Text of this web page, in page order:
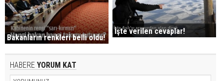
Bakanların renkleri belli oldu!
İşte verilen cevaplar!
HABERE YORUM KAT